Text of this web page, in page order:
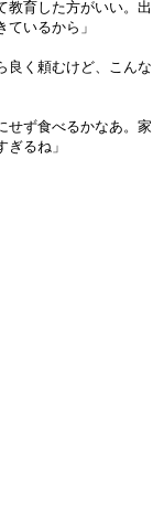
教育した方がいい。出
いるから」
良く頼むけど、こんな
せず食べるかなあ。家
るね」